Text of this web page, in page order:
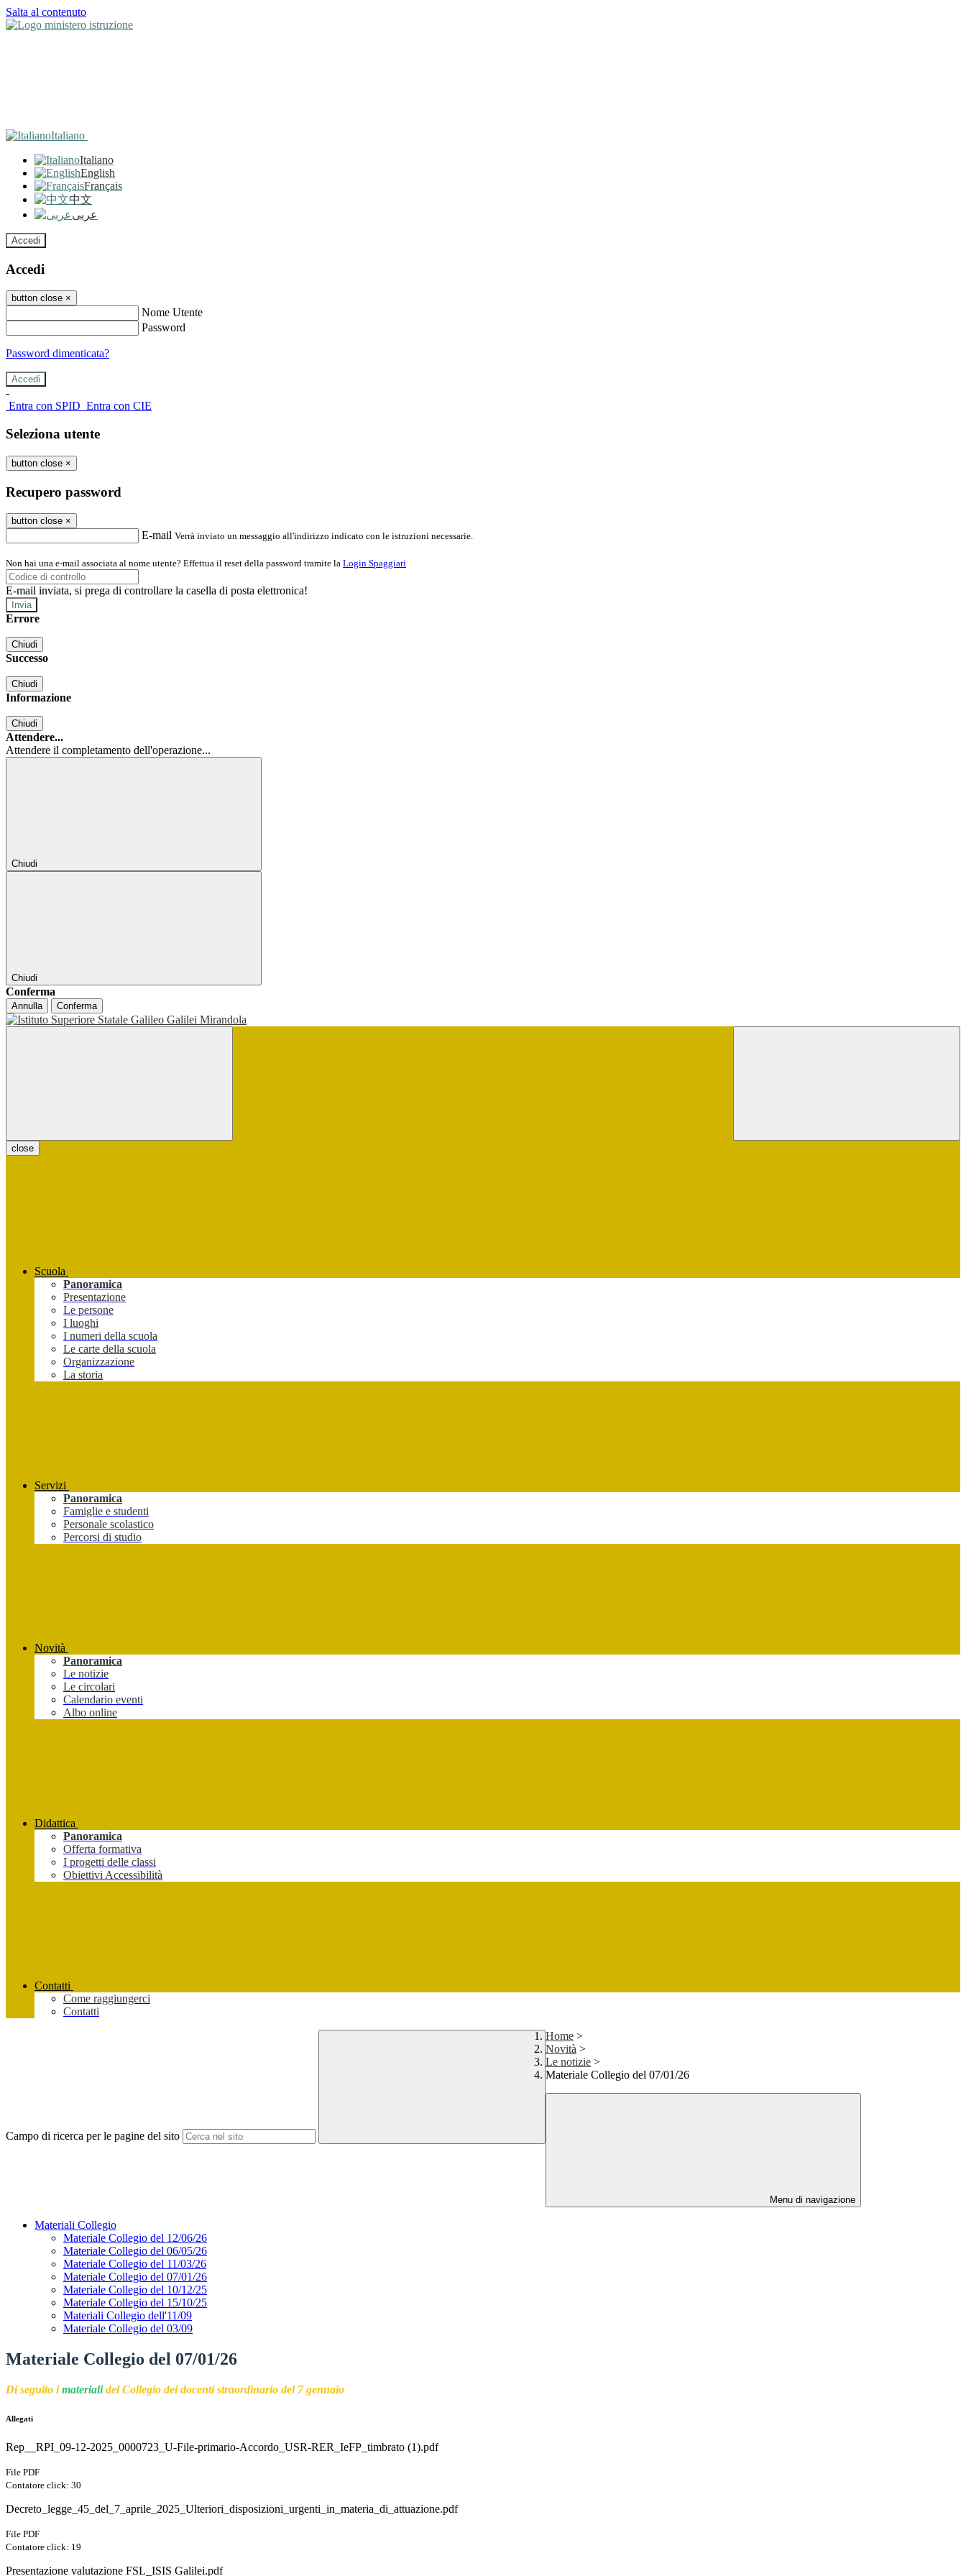
Salta al contenuto
Italiano
Italiano
English
Français
中文
عربى
Accedi
Accedi
button close ×
Nome Utente
Password
Password dimenticata?
-
Entra con SPID Entra con CIE
Seleziona utente
button close ×
Recupero password
button close ×
E-mail Verrà inviato un messaggio all'indirizzo indicato con le istruzioni necessarie.
Non hai una e-mail associata al nome utente? Effettua il reset della password tramite la Login Spaggiari
E-mail inviata, si prega di controllare la casella di posta elettronica!
Errore
Chiudi
Successo
Chiudi
Informazione
Chiudi
Attendere...
Attendere il completamento dell'operazione...
Chiudi
Chiudi
Conferma
Annulla Conferma
close
Scuola
Panoramica
Presentazione
Le persone
I luoghi
I numeri della scuola
Le carte della scuola
Organizzazione
La storia
Servizi
Panoramica
Famiglie e studenti
Personale scolastico
Percorsi di studio
Novità
Panoramica
Le notizie
Le circolari
Calendario eventi
Albo online
Didattica
Panoramica
Offerta formativa
I progetti delle classi
Obiettivi Accessibilità
Contatti
Come raggiungerci
Contatti
Campo di ricerca per le pagine del sito
Home >
Novità >
Le notizie >
Materiale Collegio del 07/01/26
Menu di navigazione
Materiali Collegio
Materiale Collegio del 12/06/26
Materiale Collegio del 06/05/26
Materiale Collegio del 11/03/26
Materiale Collegio del 07/01/26
Materiale Collegio del 10/12/25
Materiale Collegio del 15/10/25
Materiali Collegio dell'11/09
Materiale Collegio del 03/09
Materiale Collegio del 07/01/26
Di seguito imaterialidel Collegio dei docenti straordinario del 7 gennaio
Allegati
Rep__RPI_09-12-2025_0000723_U-File-primario-Accordo_USR-RER_IeFP_timbrato (1).pdf
File PDF
Contatore click: 30
Decreto_legge_45_del_7_aprile_2025_Ulteriori_disposizioni_urgenti_in_materia_di_attuazione.pdf
File PDF
Contatore click: 19
Presentazione valutazione FSL_ISIS Galilei.pdf